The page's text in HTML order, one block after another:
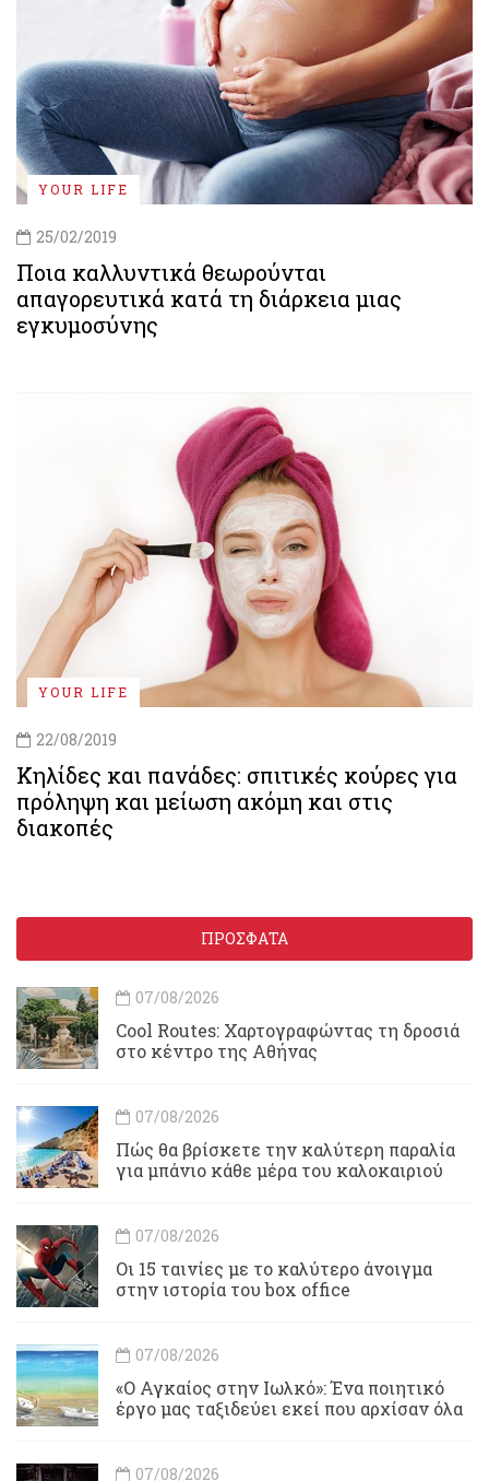
YOUR LIFE
25/02/2019
Ποια καλλυντικά θεωρούνται
απαγορευτικά κατά τη διάρκεια μιας
εγκυμοσύνης
YOUR LIFE
22/08/2019
Κηλίδες και πανάδες: σπιτικές κούρες για
πρόληψη και μείωση ακόμη και στις
διακοπές
ΠΡΟΣΦΑΤΑ
07/08/2026
Cool Routes: Χαρτογραφώντας τη δροσιά
στο κέντρο της Αθήνας
07/08/2026
Πώς θα βρίσκετε την καλύτερη παραλία
για μπάνιο κάθε μέρα του καλοκαιριού
07/08/2026
Οι 15 ταινίες με το καλύτερο άνοιγμα
στην ιστορία του box office
07/08/2026
«Ο Αγκαίος στην Ιωλκό»: Ένα ποιητικό
έργο μας ταξιδεύει εκεί που αρχίσαν όλα
07/08/2026